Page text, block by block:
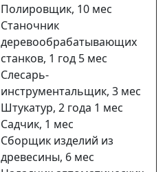
Полировщик, 10 мес
Станочник
деревообрабатывающих
станков, 1 год 5 мес
Слесарь-
инструментальщик, 3 мес
Штукатур, 2 года 1 мес
Садчик, 1 мес
Сборщик изделий из
древесины, 6 мес